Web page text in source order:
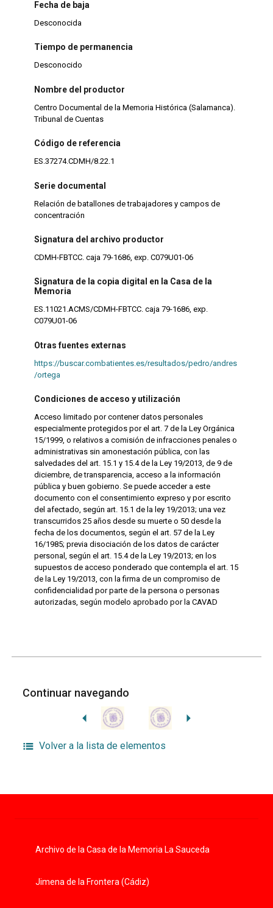
Fecha de baja
Desconocida
Tiempo de permanencia
Desconocido
Nombre del productor
Centro Documental de la Memoria Histórica (Salamanca).
Tribunal de Cuentas
Código de referencia
ES.37274.CDMH/8.22.1
Serie documental
Relación de batallones de trabajadores y campos de
concentración
Signatura del archivo productor
CDMH-FBTCC. caja 79-1686, exp. C079U01-06
Signatura de la copia digital en la Casa de la
Memoria
ES.11021.ACMS/CDMH-FBTCC. caja 79-1686, exp.
C079U01-06
Otras fuentes externas
https://buscar.combatientes.es/resultados/pedro/andres
/ortega
Condiciones de acceso y utilización
Acceso limitado por contener datos personales
especialmente protegidos por el art. 7 de la Ley Orgánica
15/1999, o relativos a comisión de infracciones penales o
administrativas sin amonestación pública, con las
salvedades del art. 15.1 y 15.4 de la Ley 19/2013, de 9 de
diciembre, de transparencia, acceso a la información
pública y buen gobierno. Se puede acceder a este
documento con el consentimiento expreso y por escrito
del afectado, según art. 15.1 de la ley 19/2013; una vez
transcurridos 25 años desde su muerte o 50 desde la
fecha de los documentos, según el art. 57 de la Ley
16/1985; previa disociación de los datos de carácter
personal, según el art. 15.4 de la Ley 19/2013; en los
supuestos de acceso ponderado que contempla el art. 15
de la Ley 19/2013, con la firma de un compromiso de
confidencialidad por parte de la persona o personas
autorizadas, según modelo aprobado por la CAVAD
Continuar navegando
Volver a la lista de elementos
Archivo de la Casa de la Memoria La Sauceda
Jimena de la Frontera (Cádiz)